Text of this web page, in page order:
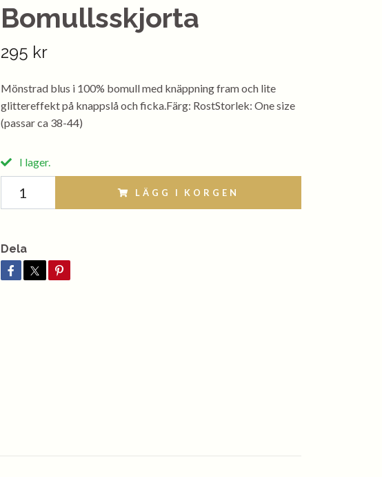
Bomullsskjorta
295 kr
Mönstrad blus i 100% bomull med knäppning fram och lite
glittereffekt på knappslå och ficka.Färg: RostStorlek: One size
(passar ca 38-44)
I lager.
LÄGG I KORGEN
Dela